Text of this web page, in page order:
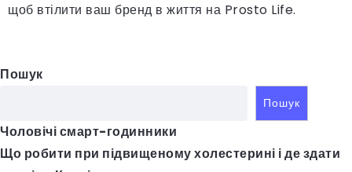
щоб втілити ваш бренд в життя на Prosto Life.
Пошук
Пошук
Чоловічі смарт-годинники
Що робити при підвищеному холестерині і де здати